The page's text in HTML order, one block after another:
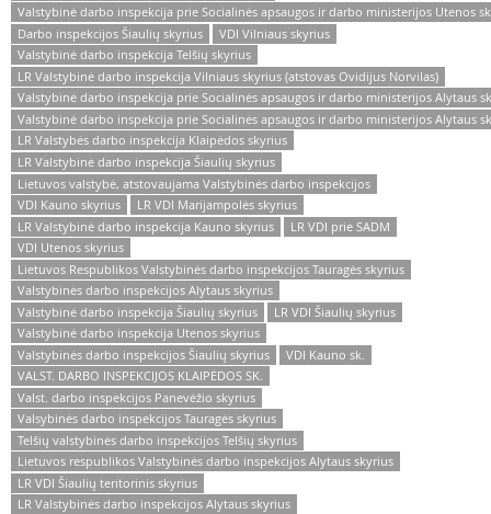
Valstybinė darbo inspekcija prie Socialinės apsaugos ir darbo ministerijos Utenos
Darbo inspekcijos Šiaulių skyrius
VDI Vilniaus skyrius
Valstybinė darbo inspekcija Telšių skyrius
LR Valstybinė darbo inspekcija Vilniaus skyrius (atstovas Ovidijus Norvilas)
Valstybinė darbo inspekcija prie Socialinės apsaugos ir darbo ministerijos Alytaus
Valstybinė darbo inspekcija prie Socialinės apsaugos ir darbo ministerijos Alytaus
LR Valstybės darbo inspekcija Klaipėdos skyrius
LR Valstybinė darbo inspekcija Šiaulių skyrius
Lietuvos valstybė, atstovaujama Valstybinės darbo inspekcijos
VDI Kauno skyrius
LR VDI Marijampolės skyrius
LR Valstybinė darbo inspekcija Kauno skyrius
LR VDI prie SADM
VDI Utenos skyrius
Lietuvos Respublikos Valstybinės darbo inspekcijos Tauragės skyrius
Valstybinės darbo inspekcijos Alytaus skyrius
Valstybinė darbo inspekcija Šiaulių skyrius
LR VDI Šiaulių skyrius
Valstybinė darbo inspekcija Utenos skyrius
Valstybinės darbo inspekcijos Šiaulių skyrius
VDI Kauno sk.
VALST. DARBO INSPEKCIJOS KLAIPĖDOS SK.
Valst. darbo inspekcijos Panevėžio skyrius
Valsybinės darbo inspekcijos Tauragės skyrius
Telšių valstybinės darbo inspekcijos Telšių skyrius
Lietuvos respublikos Valstybinės darbo inspekcijos Alytaus skyrius
LR VDI Šiaulių teritorinis skyrius
LR Valstybinės darbo inspekcijos Alytaus skyrius